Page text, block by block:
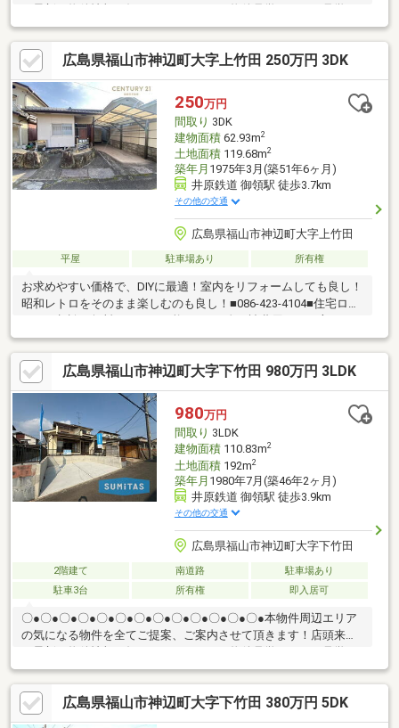
アーは【その場確定！ 見学予約する（無料）からご予約下さ
い】〇●〇●〇●〇●〇●〇●〇●〇●〇●〇●〇●〇●〇●◇アイ工務店
施工の注文住宅 ・太陽光発電システムと蓄電池を搭載した環境
に優しいオール電化仕様 ・LDKは20帖以上の大空間でリビング
階段を採用 ・屋根裏収納やWIC、パントリー、SICなど充実の収
納力を完備 ・駐車4台可能！2台分のカーポート付きです♪
広島県福山市神辺町大字上竹田 250万円 3DK
250万円
間取り 3DK
建物面積62.93m2
土地面積119.68m2
築年月 1975年3月(築51年6ヶ月)
井原鉄道 御領駅 徒歩3.7km
その他の交通
広島県福山市神辺町大字上竹田
平屋 駐車場あり 所有権
お求めやすい価格で、DIYに最適！室内をリフォームしても良し！
昭和レトロをそのまま楽しむのも良し！■086-423-4104■住宅ロー
まずはご相談下さい■低金利で一つにまとめる住宅ローン（引っ
越しを機に車やキャッシング等の個人ローンを住宅ローンで1本
化）■家電費用や追加工事費を住宅ローンに組みたい方■転職した
ての方■他社でお断りされた方
広島県福山市神辺町大字下竹田 980万円 3LDK
980万円
間取り 3LDK
建物面積110.83m2
土地面積192m2
築年月 1980年7月(築46年2ヶ月)
井原鉄道 御領駅 徒歩3.9km
その他の交通
広島県福山市神辺町大字下竹田
2階建て 南道路
駐車場あり
駐車3台
所有権 即入居可
〇●〇●〇●〇●〇●〇●〇●〇●〇●〇●〇●〇●〇●本物件周辺エリア
の気になる物件を全てご提案、ご案内させて頂きます！店頭来店
アーは【その場確定！ 見学予約する（無料）からご予約下さ
い】〇●〇●〇●〇●〇●〇●〇●〇●〇●〇●〇●〇●〇●◇即入居可能
な再生住宅 内外装リフォーム済 気になる水回りも刷新され、
清潔感溢れる室内で新生活をスタート 和の趣を残しつつ現代風
広島県福山市神辺町大字下竹田 380万円 5DK